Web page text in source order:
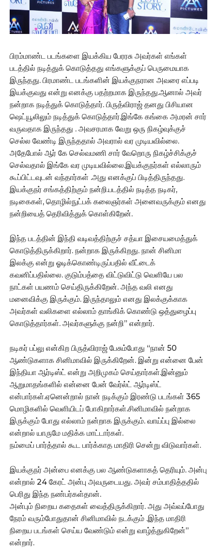
பிரம்மாண்ட படங்களை இயக்கிய பேரரசு அவர்கள் எங்கள்
படத்தில் நடித்துக் கொடுத்தது எங்களுக்குப் பெருமையாக
இருந்தது. பிரமாண்ட படங்களின் இயக்குநரான அவரை எப்படி
இயக்குவது என்று எனக்கு பதற்றமாக இருந்தது.ஆனால் அவர்
நன்றாக நடித்துக் கொடுத்தார். பிருத்விராஜ் தனது பிசியான
ஷெட்யூலிலும் நடித்துக் கொடுத்தார்.இங்கே கங்கை அமரன் சார்
வருவதாக இருந்தது . அவசரமாக வேறு ஒரு நிகழ்வுக்குச்
செல்ல வேண்டி இருந்ததால் அவரால் வர முடியவில்லை.
அதேபோல் ஆர் கே செல்வமணி சார் வேறொரு நிகழ்ச்சிக்குச்
செல்வதால் இங்கே வர முடியவில்லை.இயக்குநர்கள் எல்லாரும்
கூப்பிட்டவுடன் வந்தார்கள் .அது எனக்குப் பிடித்திருந்தது.
இயக்குநர் சங்கத்திற்கும் நன்றி.படத்தில் நடித்த நடிகர்,
நடிகைகள், தொழில்நுட்பக் கலைஞர்கள் அனைவருக்கும் எனது
நன்றியைத் தெரிவித்துக் கொள்கிறேன்.
இந்த படத்தின் இந்தி வடிவத்திற்குச் சத்யா இசையமைத்துக்
கொடுத்திருக்கிறார். நன்றாக இருக்கிறது. நான் சினிமா
இலக்கு என்று ஓடிக்கொண்டிருப்பதில் வீட்டைக்
கவனிப்பதில்லை. குடும்பத்தை விட்டுவிட்டு வெளியே பல
நாட்கள் பயணம் செய்திருக்கிறேன். அந்த வலி எனது
மனைவிக்கு இருக்கும். இருந்தாலும் எனது இலக்குக்காக
அவர்கள் வலிகளை எல்லாம் தாங்கிக் கொண்டு ஒத்துழைப்பு
கொடுத்தார்கள். அவர்களுக்கு நன்றி” என்றார்.
நடிகர் பப்லு என்கிற பிருத்விராஜ் பேசும்போது “நான் 50
ஆண்டுகளாக சினிமாவில் இருக்கிறேன். இன்று என்னை பேன்
இந்தியா ஆர்டிஸ்ட் என்று அறிமுகம் செய்தார்கள்.இன்னும்
ஆறுமாதங்களில் என்னை பேன் வேர்ல்ட் ஆர்டிஸ்ட்
என்பார்கள்.ஏனென்றால் நான் நடிக்கும் இரண்டு படங்கள் 365
மொழிகளில் வெளியிடப் போகிறார்கள்.சினிமாவில் நன்றாக
இருக்கும் போது எல்லாம் நன்றாக இருக்கும். வாய்ப்பு இல்லை
என்றால் யாருமே மதிக்க மாட்டார்கள்.
நம்மைப் பார்த்தால் கூட பார்க்காத மாதிரி சென்று விடுவார்கள்.
இயக்குநர் அன்பை எனக்கு பல ஆண்டுகளாகத் தெரியும். அன்பு
என்றால் 24 கேரட் அன்பு அவருடையது. அவர் சம்பாதித்ததில்
பெரிது இந்த நண்பர்கள்தான்.
அன்பும் நிறைய கதைகள் வைத்திருக்கிறார். அது அவ்வப்போது
நேரம் வரும்போதுதான் சினிமாவில் நடக்கும் .இந்த மாதிரி
நிறைய படங்கள் செய்ய வேண்டும் என்று வாழ்த்துகிறேன்”
என்றார்.